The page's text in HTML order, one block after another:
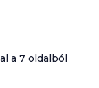
a 7 oldalból